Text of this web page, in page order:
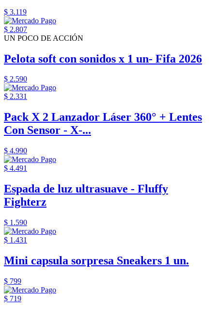
$ 3.119
$ 2.807
UN POCO DE ACCIÓN
Pelota soft con sonidos x 1 un- Fifa 2026
$ 2.590
$ 2.331
Pack X 2 Lanzador Láser 360° + Lentes
Con Sensor - X-...
$ 4.990
$ 4.491
Espada de luz ultrasuave - Fluffy
Fighterz
$ 1.590
$ 1.431
Mini capsula sorpresa Sneakers 1 un.
$ 799
$ 719